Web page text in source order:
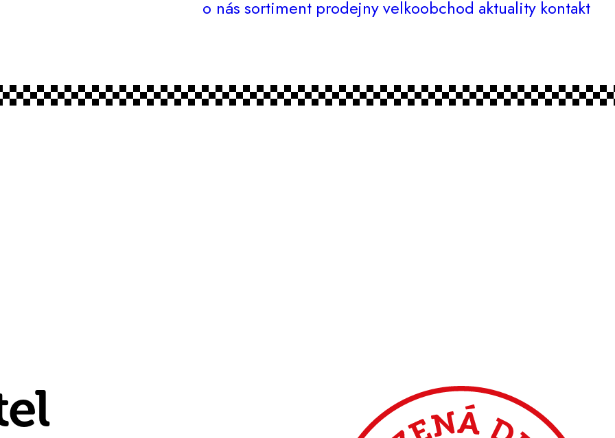
o nás sortiment prodejnyvelkoobchod aktuality kontakt